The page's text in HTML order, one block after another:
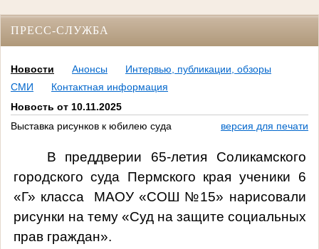
ПРЕСС-СЛУЖБА
Новости Анонсы
Интервью, публикации, обзоры
СМИ
Контактная информация
Новость от 10.11.2025
Выставка рисунков к юбилею суда
версия для печати
В преддверии 65-летия Соликамского
городского суда Пермского края ученики 6
«Г» класса МАОУ «СОШ №15» нарисовали
рисунки на тему «Суд на защите социальных
прав граждан».